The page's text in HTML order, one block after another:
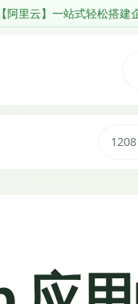
搭建企业级 AI Agent 推荐